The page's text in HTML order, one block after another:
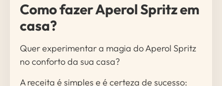
Como fazer Aperol Spritz em
casa?
Quer experimentar a magia do Aperol Spritz
no conforto da sua casa?
A receita é simples e é certeza de sucesso: